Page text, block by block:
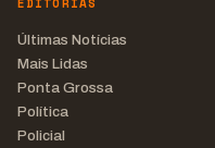
Últimas Notícias
Mais Lidas
Ponta Grossa
Política
Policial